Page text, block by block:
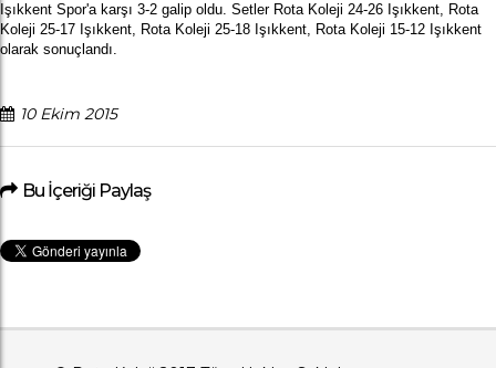
Işıkkent Spor'a karşı 3-2 galip oldu. Setler Rota Koleji 24-26 Işıkkent, Rota
Koleji 25-17 Işıkkent, Rota Koleji 25-18 Işıkkent, Rota Koleji 15-12 Işıkkent
olarak sonuçlandı.
10 Ekim 2015
Bu İçeriği Paylaş